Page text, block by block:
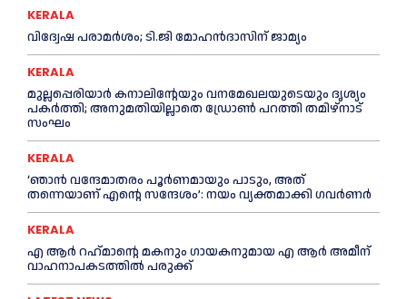
KERALA
വിദ്വേഷ പരാമര്‍ശം; ടി.ജി മോഹന്‍ദാസിന് ജാമ്യം
KERALA
മുല്ലപ്പെരിയാര്‍ കനാലിൻ്റേയും വനമേഖലയുടെയും ദൃശ്യം
പകര്‍ത്തി; അനുമതിയില്ലാതെ ഡ്രോണ്‍ പറത്തി തമിഴ്നാട്
സംഘം
KERALA
‘ഞാൻ വന്ദേമാതരം പൂര്‍ണമായും പാടും, അത്
തന്നെയാണ് എന്റെ സന്ദേശം’: നയം വ്യക്തമാക്കി ഗവര്‍ണര്‍
KERALA
എ ആര്‍ റഹ്‌മാന്റെ മകനും ഗായകനുമായ എ ആര്‍ അമീന്
വാഹനാപകടത്തില്‍ പരുക്ക്